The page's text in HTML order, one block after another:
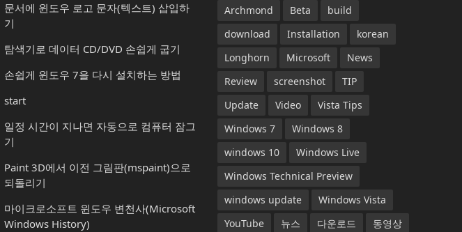
문서에 윈도우 로고 문자(텍스트) 삽입하
기
탐색기로 데이터 CD/DVD 손쉽게 굽기
손쉽게 윈도우 7을 다시 설치하는 방법
start
일정 시간이 지나면 자동으로 컴퓨터 잠그
기
Paint 3D에서 이전 그림판(mspaint)으로
되돌리기
마이크로소프트 윈도우 변천사(Microsoft
Windows History)
Archmond Beta
build
download
Installation
korean
Longhorn
Microsoft
News
Review
screenshot
TIP
Update
Video
Vista Tips
Windows 7
Windows 8
windows 10
Windows Live
Windows Technical Preview
windows update
Windows Vista
YouTube
뉴스 다운로드
동영상